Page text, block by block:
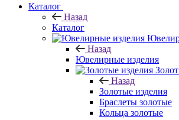
Каталог
Назад
Каталог
Назад
Ювелирные изделия
Назад
Золотые изделия
Браслеты золотые
Кольца золотые